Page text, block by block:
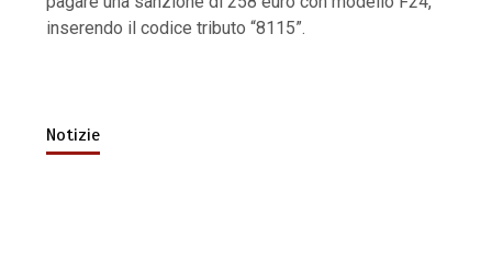
inserendo il codice tributo “8115”.
Notizie